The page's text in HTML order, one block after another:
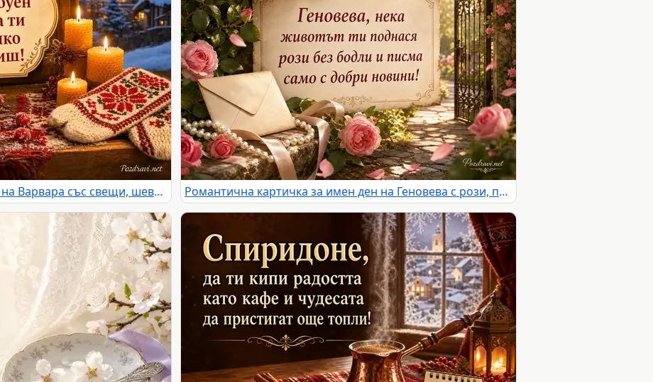
Зимна картичка за имен ден на Варвара със свещи, шевица и заснежено село Романтична картичка за имен ден на Геновева с рози, писмо и слънчева градина